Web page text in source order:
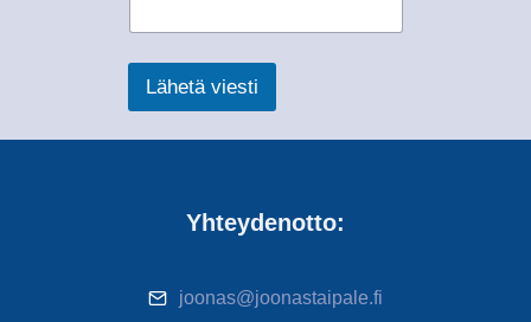
Lähetä viesti
Yhteydenotto:
joonas@joonastaipale.fi